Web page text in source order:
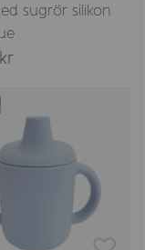
sugrör silikon